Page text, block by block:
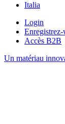
Italia
Login
Enregistrez-
Accès B2B
Un matériau